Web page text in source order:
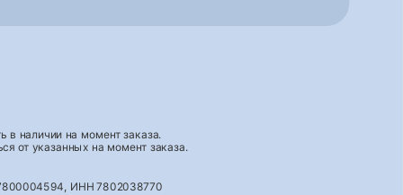
в наличии на момент заказа.
от указанных на момент заказа.
ИНН 7802038770